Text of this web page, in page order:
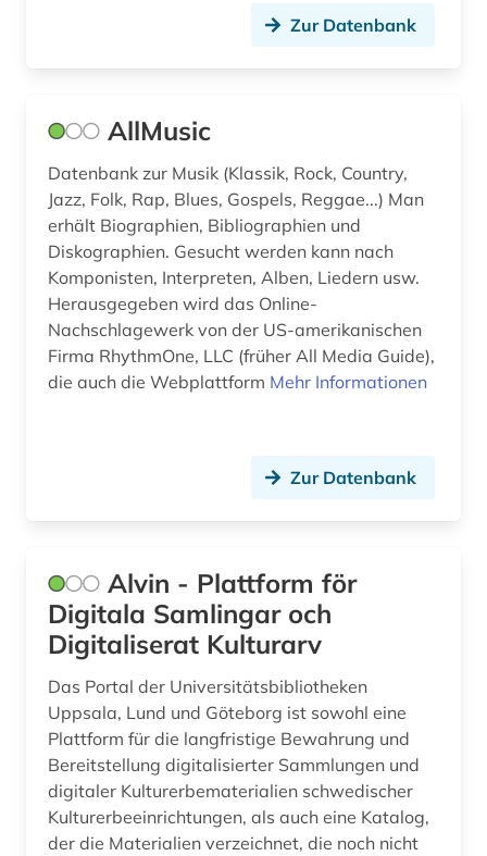
fid musikwissenschaft (13)
filmkunst (1)
filmografie (1)
filmwissenschaft (1)
finanzwissenschaft (1)
finnland (1)
schütz-haus (köstritz) (1)
frankfurt (1)
frankreich (1)
franz (2)
französisch (1)
Zur Datenbank
AllMusic
Datenbank zur Musik (Klassik, Rock, Country,
Jazz, Folk, Rap, Blues, Gospels, Reggae...) Man
erhält Biographien, Bibliographien und
Diskographien. Gesucht werden kann nach
Komponisten, Interpreten, Alben, Liedern usw.
Herausgegeben wird das Online-
Nachschlagewerk von der US-amerikanischen
Firma RhythmOne, LLC (früher All Media Guide),
die auch die Webplattform Mehr Informationen
Zur Datenbank
Alvin - Plattform för
Digitala Samlingar och
Digitaliserat Kulturarv
Das Portal der Universitätsbibliotheken
Uppsala, Lund und Göteborg ist sowohl eine
Plattform für die langfristige Bewahrung und
Bereitstellung digitalisierter Sammlungen und
digitaler Kulturerbematerialien schwedischer
Kulturerbeeinrichtungen, als auch eine Katalog,
der die Materialien verzeichnet, die noch nicht